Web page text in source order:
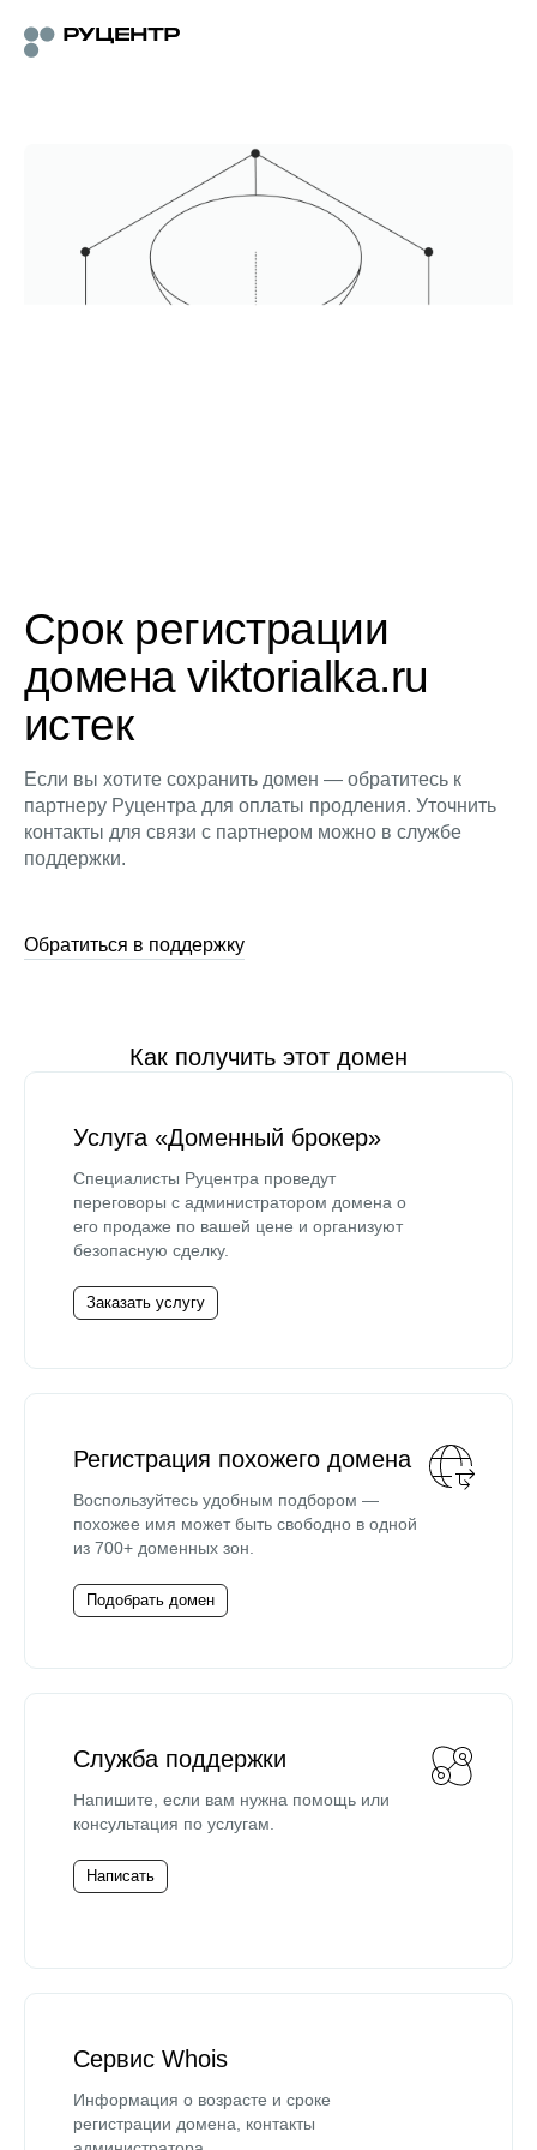
Срок регистрации
домена viktorialka.ru
истек
Если вы хотите сохранить домен — обратитесь к
партнеру Руцентра для оплаты продления. Уточнить
контакты для связи с партнером можно в службе
поддержки.
Обратиться в поддержку
Как получить этот домен
Услуга «Доменный брокер»
Специалисты Руцентра проведут
переговоры с администратором домена о
его продаже по вашей цене и организуют
безопасную сделку.
Заказать услугу
Регистрация похожего домена
Воспользуйтесь удобным подбором —
похожее имя может быть свободно в одной
из 700+ доменных зон.
Подобрать домен
Служба поддержки
Напишите, если вам нужна помощь или
консультация по услугам.
Написать
Сервис Whois
Информация о возрасте и сроке
регистрации домена, контакты